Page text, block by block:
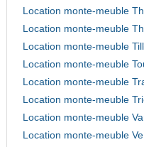
Location monte-meuble
Location monte-meuble
Location monte-meuble
Location monte-meuble
Location monte-meuble
Location monte-meuble
Location monte-meuble
Location monte-meuble